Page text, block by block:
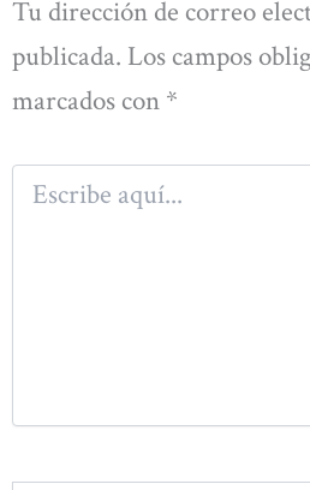
Tu dirección de correo
publicada. Los campos
marcados con *
Escribe
aquí...